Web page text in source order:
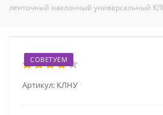
ленточный наклонный универсальный
СОВЕТУЕМ
Артикул: КЛНУ